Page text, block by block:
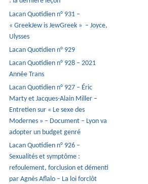
Lacan Quotidien n° 931 –
« GreekJew is JewGreek » – Joyce,
Ulysses
Lacan Quotidien n° 929
Lacan Quotidien n° 928 – 2021
Année Trans
Lacan Quotidien n° 927 – Éric
Marty et Jacques-Alain Miller –
Entretien sur « Le sexe des
Modernes » – Document – Lyon va
adopter un budget genré
Lacan Quotidien n° 926 –
Sexualités et symptôme :
refoulement, forclusion et démenti
par Agnès Aflalo – La loi forclôt